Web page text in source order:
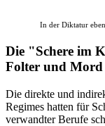
In der Diktatur
Die "Schere im
Folter und Mord
Die direkte und
Regimes hatten für
verwandter Berufe